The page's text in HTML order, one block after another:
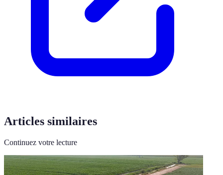
Articles similaires
Continuez votre lecture